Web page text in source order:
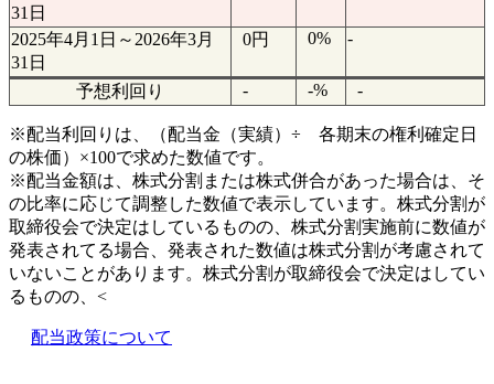
31日
2025年4月1日～2026年3月
31日
0円 0% -
予想利回り - -% -
※配当利回りは、（配当金（実績）÷ 各期末の権利確定日
の株価）×100で求めた数値です。
※配当金額は、株式分割または株式併合があった場合は、そ
の比率に応じて調整した数値で表示しています。株式分割が
取締役会で決定はしているものの、株式分割実施前に数値が
発表されてる場合、発表された数値は株式分割が考慮されて
いないことがあります。株式分割が取締役会で決定はしてい
るものの、<
配当政策について